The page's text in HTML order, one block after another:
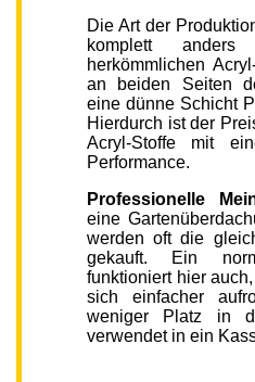
Die Art der
komplett
herkömmlichen
an beiden Seiten
eine dünne Schicht
Hierdurch ist der
Acryl-Stoffe mit
Performance.
Professionelle
eine
werden oft die
gekauft. Ein
funktioniert hier
sich einfacher
weniger Platz in
verwendet in ein